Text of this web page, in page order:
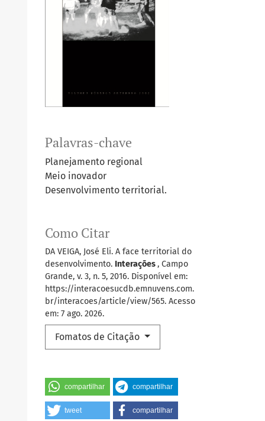
Palavras-chave
Planejamento regional
Meio inovador
Desenvolvimento territorial.
Como Citar
DA VEIGA, José Eli. A face territorial do
desenvolvimento. Interações, Campo
Grande, v. 3, n. 5, 2016. Disponível em:
https://interacoesucdb.emnuvens.com.
br/interacoes/article/view/565. Acesso
em: 7 ago. 2026.
Fomatos de Citação
compartilhar compartilhar
tweet compartilhar